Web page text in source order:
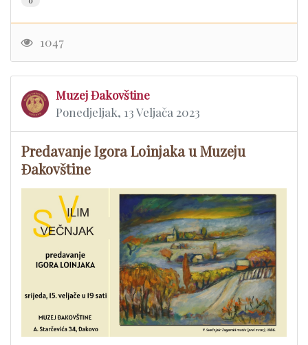
1047
Muzej Đakovštine
Ponedjeljak, 13 Veljača 2023
Predavanje Igora Loinjaka u Muzeju
Đakovštine